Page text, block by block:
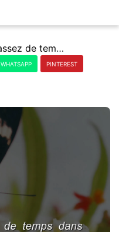
On aura bien assez de temps dans la tombe pour dormir.
WHATSAPP PINTEREST